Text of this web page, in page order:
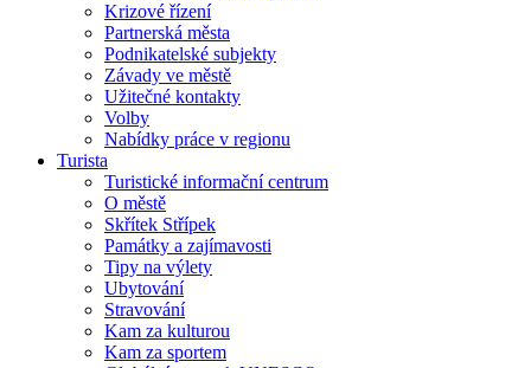
Krizové řízení
Partnerská města
Podnikatelské subjekty
Závady ve městě
Užitečné kontakty
Volby
Nabídky práce v regionu
Turista
Turistické informační centrum
O městě
Skřítek Střípek
Památky a zajímavosti
Tipy na výlety
Ubytování
Stravování
Kam za kulturou
Kam za sportem